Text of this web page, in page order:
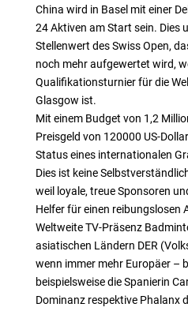
China wird in Basel mit einer
24 Aktiven am Start sein. Dies
Stellenwert des Swiss Open,
noch mehr aufgewertet wird,
Qualifikationsturnier für die
Glasgow ist.
Mit einem Budget von 1,2
Preisgeld von 120000 US-
Status eines internationalen
Dies ist keine
weil loyale, treue Sponsoren
Helfer für einen reibungslosen
Weltweite TV-Präsenz
asiatischen Ländern DER
wenn immer mehr Europäer –
beispielsweise die Spanierin
Dominanz respektive Phalanx